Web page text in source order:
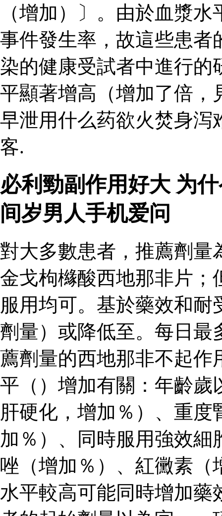
（增加）〕。由於血漿
事件發生率，故這些患者
染的健康受試者中進行的
平顯著增高（增加了倍，
早泄用什么药欲火焚身泻
客.
必利勁副作用好大 为
间岁男人手机爱问
對大多數患者，推薦劑量
金戈枸櫞酸西地那非片；
服用均可。基於藥效和
劑量）或降低至。每日最
薦劑量的西地那非不起作
平（）增加有關：年齡歲
肝硬化，增加％）、重
加％）、同時服用強效
唑（增加％）、紅黴素（
水平較高可能同時增加